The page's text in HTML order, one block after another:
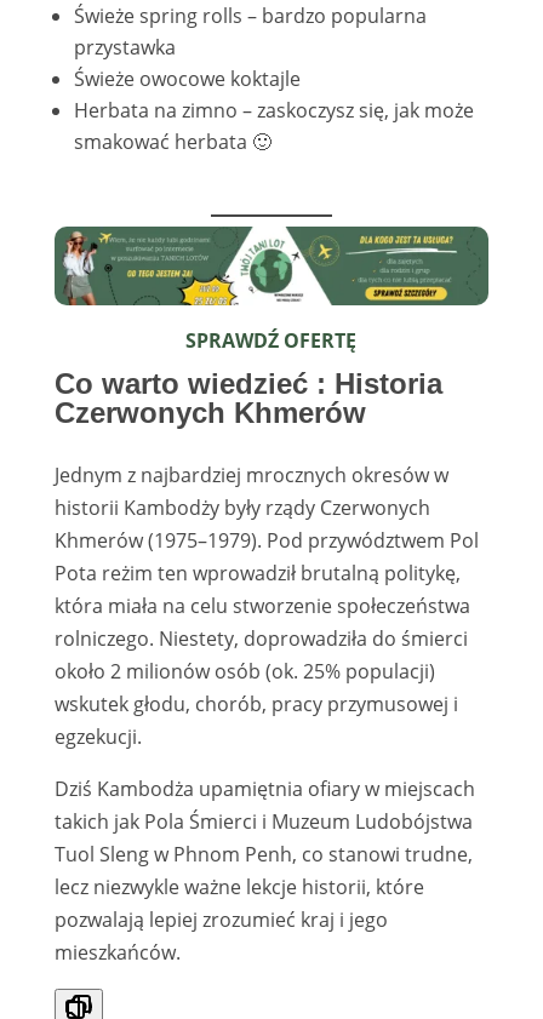
Świeże spring rolls – bardzo popularna
przystawka
Świeże owocowe koktajle
Herbata na zimno – zaskoczysz się, jak może
smakować herbata 🙂
SPRAWDŹ OFERTĘ
Co warto wiedzieć : Historia
Czerwonych Khmerów
Jednym z najbardziej mrocznych okresów w
historii Kambodży były rządy Czerwonych
Khmerów (1975–1979). Pod przywództwem Pol
Pota reżim ten wprowadził brutalną politykę,
która miała na celu stworzenie społeczeństwa
rolniczego. Niestety, doprowadziła do śmierci
około 2 milionów osób (ok. 25% populacji)
wskutek głodu, chorób, pracy przymusowej i
egzekucji.
Dziś Kambodża upamiętnia ofiary w miejscach
takich jak Pola Śmierci i Muzeum Ludobójstwa
Tuol Sleng w Phnom Penh, co stanowi trudne,
lecz niezwykle ważne lekcje historii, które
pozwalają lepiej zrozumieć kraj i jego
mieszkańców.